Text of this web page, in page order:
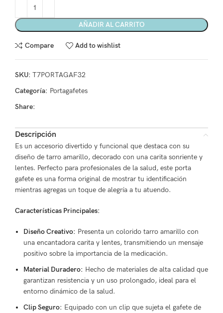
AÑADIR AL CARRITO
Compare Add to wishlist
SKU: T7PORTAGAF32
Categoría: Portagafetes
Share:
Descripción
Es un accesorio divertido y funcional que destaca con su
diseño de tarro amarillo, decorado con una carita sonriente y
lentes. Perfecto para profesionales de la salud, este porta
gafete es una forma original de mostrar tu identificación
mientras agregas un toque de alegría a tu atuendo.
Características Principales:
Diseño Creativo: Presenta un colorido tarro amarillo con
una encantadora carita y lentes, transmitiendo un mensaje
positivo sobre la importancia de la medicación.
Material Duradero: Hecho de materiales de alta calidad que
garantizan resistencia y un uso prolongado, ideal para el
entorno dinámico de la salud.
Clip Seguro: Equipado con un clip que sujeta el gafete de